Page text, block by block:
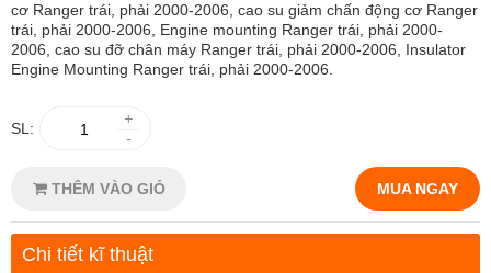
cơ Ranger trái, phải 2000-2006, cao su giảm chấn động cơ Ranger
trái, phải 2000-2006, Engine mounting Ranger trái, phải 2000-
2006, cao su đỡ chân máy Ranger trái, phải 2000-2006, Insulator
Engine Mounting Ranger trái, phải 2000-2006.
SL:
+
-
THÊM VÀO GIỎ MUA NGAY
Chi tiết kĩ thuật